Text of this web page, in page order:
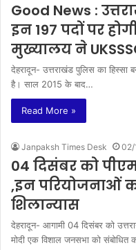
Good News :
इन 197 पदों पर
मुख्यालय ने
देहरादून- उत्तराखंड पुलिस का
है। साल 2015 के बाद…
Read More »
Janpaksh Times Desk 02/
04 दिसंबर को
,इन परियोजनाओं
शिलान्यास
देहरादून- आगामी 04 दिसंबर को
मोदी एक विशाल जनसभा को संबोधित